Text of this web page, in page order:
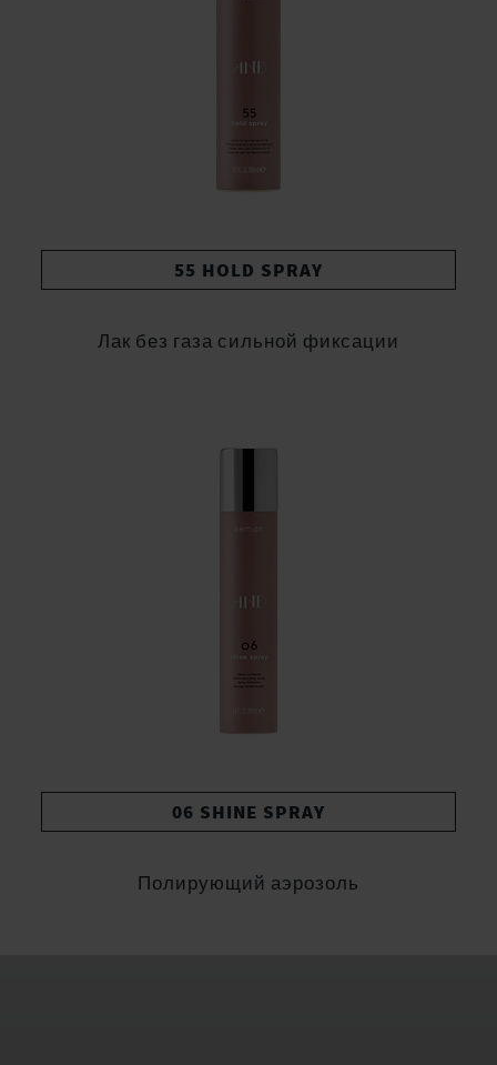
55 HOLD SPRAY
Лак без газа сильной фиксации
06 SHINE SPRAY
Полирующий аэрозоль